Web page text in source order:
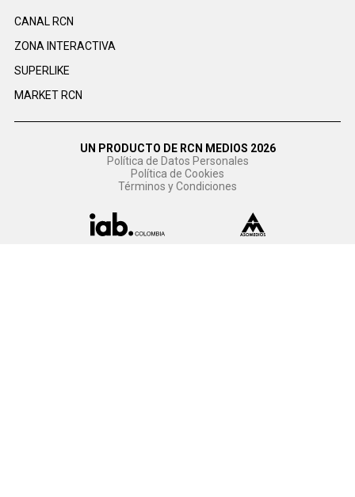
CANAL RCN
ZONA INTERACTIVA
SUPERLIKE
MARKET RCN
UN PRODUCTO DE RCN MEDIOS 2026
Política de Datos Personales
Política de Cookies
Términos y Condiciones